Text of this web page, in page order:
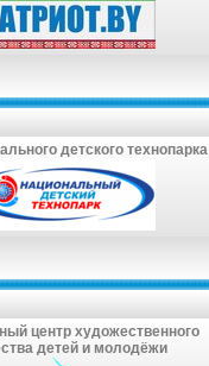
детского технопарка
центр художественного
детей и молодёжи